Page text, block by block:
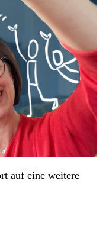
auf eine weitere